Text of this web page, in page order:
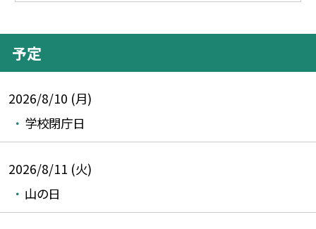
予定
2026/8/10 (月)
学校閉庁日
2026/8/11 (火)
山の日